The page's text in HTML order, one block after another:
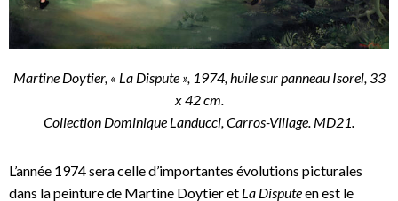
Martine Doytier, « La Dispute », 1974, huile sur panneau Isorel, 33
x 42 cm.
Collection Dominique Landucci, Carros-Village. MD21.
L’année 1974 sera celle d’importantes évolutions picturales
dans la peinture de Martine Doytier et La Disputeen est le